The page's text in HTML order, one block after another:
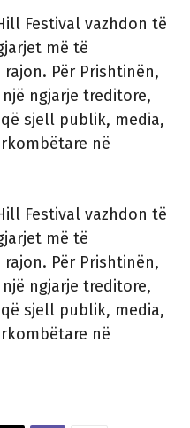
Festival vazhdon të
më të
Për Prishtinën,
ngjarje treditore,
sjell publik, media,
në
Festival vazhdon të
më të
Për Prishtinën,
ngjarje treditore,
sjell publik, media,
në